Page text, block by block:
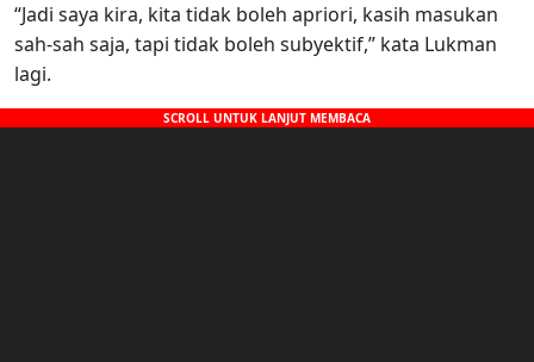
“Jadi saya kira, kita tidak boleh apriori, kasih masukan
sah-sah saja, tapi tidak boleh subyektif,” kata Lukman
lagi.